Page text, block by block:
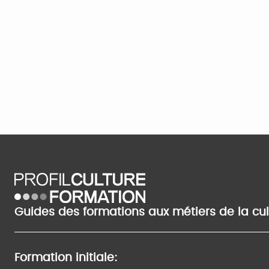
Guides des formations aux métiers de la
Formation initiale: